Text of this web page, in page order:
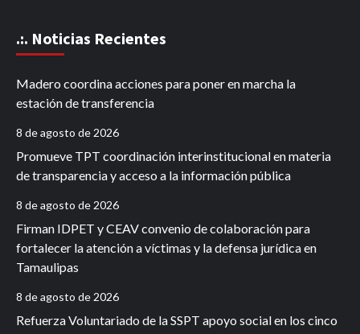
.:. Noticias Recientes
Madero coordina acciones para poner en marcha la
estación de transferencia
8 de agosto de 2026
Promueve TPT coordinación interinstitucional en materia
de transparencia y acceso a la información pública
8 de agosto de 2026
Firman IDPET y CEAV convenio de colaboración para
fortalecer la atención a víctimas y la defensa jurídica en
Tamaulipas
8 de agosto de 2026
Refuerza Voluntariado de la SSPT apoyo social en los cinco